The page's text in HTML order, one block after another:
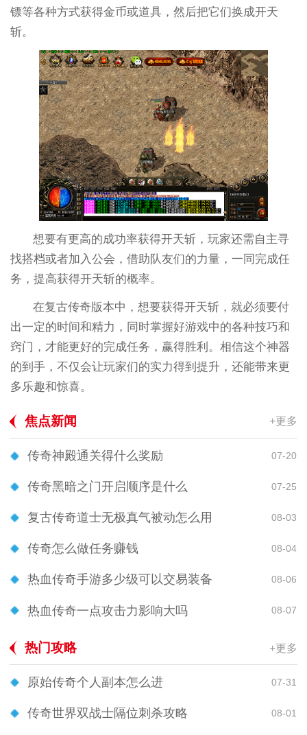
镖等各种方式获得金币或道具，然后把它们换成开天
斩。
想要有更高的成功率获得开天斩，玩家还需自主寻
找搭档或者加入公会，借助队友们的力量，一同完成任
务，提高获得开天斩的概率。
在复古传奇版本中，想要获得开天斩，就必须要付
出一定的时间和精力，同时掌握好游戏中的各种技巧和
窍门，才能更好的完成任务，赢得胜利。相信这个神器
的到手，不仅会让玩家们的实力得到提升，还能带来更
多乐趣和惊喜。
焦点新闻 +更多
传奇神殿通关得什么奖励 07-20
传奇黑暗之门开启顺序是什么 07-25
复古传奇道士无极真气被动怎么用 08-03
传奇怎么做任务赚钱 08-04
热血传奇手游多少级可以交易装备 08-06
热血传奇一点攻击力影响大吗 08-07
热门攻略 +更多
原始传奇个人副本怎么进 07-31
传奇世界双战士隔位刺杀攻略 08-01